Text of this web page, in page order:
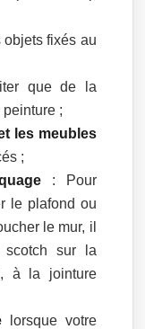
fixés au
que de la
;
les meubles
;
: Pour
le plafond ou
le mur, il
scotch sur la
à la jointure
lorsque votre